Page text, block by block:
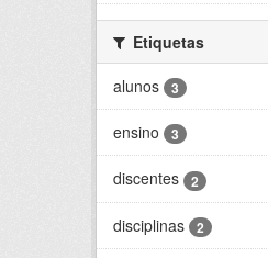
Etiquetas
alunos
3
ensino 3
discentes 2
disciplinas 2